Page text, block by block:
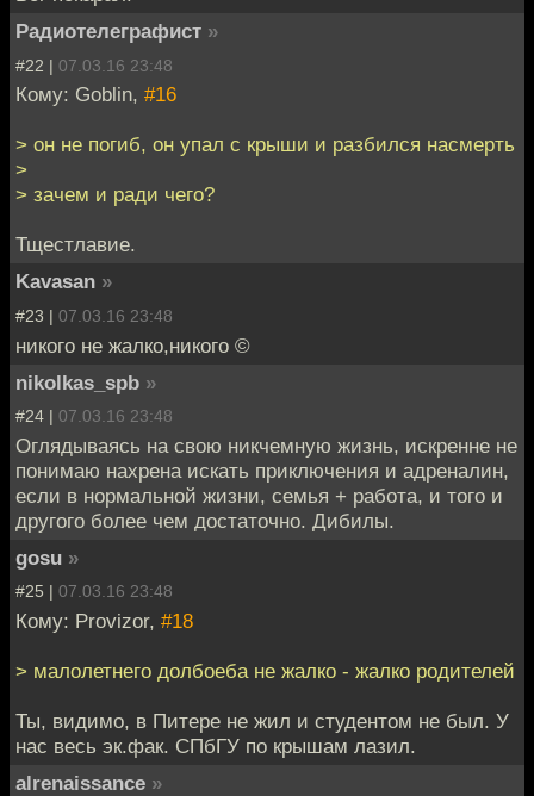
Радиотелеграфист »
#22 | 07.03.16 23:48
Кому: Goblin, #16
> он не погиб, он упал с крыши и разбился насмерть
>
> зачем и ради чего?
Тщестлавие.
Kavasan »
#23 | 07.03.16 23:48
никого не жалко,никого ©
nikolkas_spb »
#24 | 07.03.16 23:48
Оглядываясь на свою никчемную жизнь, искренне не
понимаю нахрена искать приключения и адреналин,
если в нормальной жизни, семья + работа, и того и
другого более чем достаточно. Дибилы.
gosu »
#25 | 07.03.16 23:48
Кому: Provizor, #18
> малолетнего долбоеба не жалко - жалко родителей
Ты, видимо, в Питере не жил и студентом не был. У
нас весь эк.фак. СПбГУ по крышам лазил.
alrenaissance »